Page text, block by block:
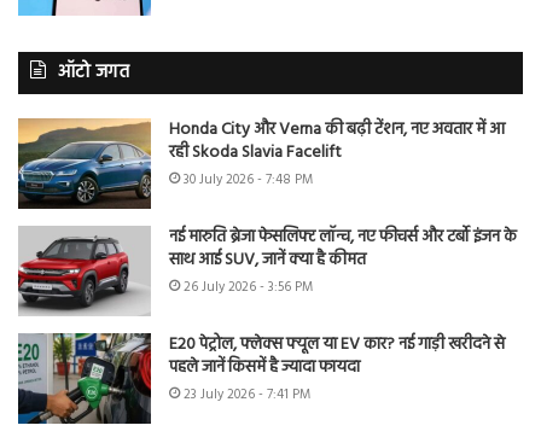
ऑटो जगत
Honda City और Verna की बढ़ी टेंशन, नए अवतार में आ
रही Skoda Slavia Facelift
30 July 2026 - 7:48 PM
नई मारुति ब्रेजा फेसलिफ्ट लॉन्च, नए फीचर्स और टर्बो इंजन के
साथ आई SUV, जानें क्या है कीमत
26 July 2026 - 3:56 PM
E20 पेट्रोल, फ्लेक्स फ्यूल या EV कार? नई गाड़ी खरीदने से
पहले जानें किसमें है ज्यादा फायदा
23 July 2026 - 7:41 PM